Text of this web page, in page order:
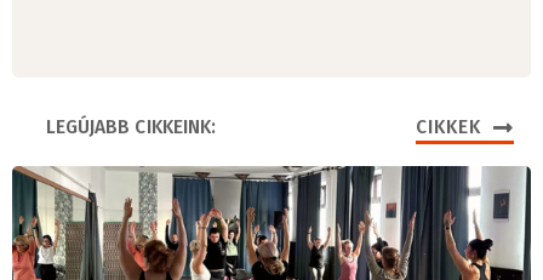
LEGÚJABB CIKKEINK: CIKKEK